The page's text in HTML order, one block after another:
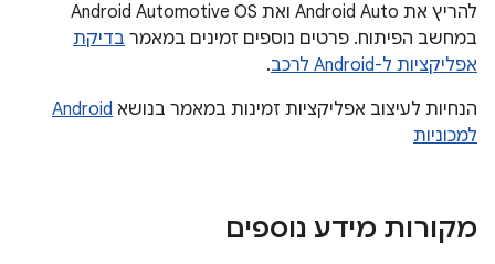
להריץ את Android Auto ואת Android Automotive OS
במחשב הפיתוח. פרטים נוספים זמינים במאמר בדיקת
אפליקציות ל-Android לרכב
.
הנחיות לעיצוב אפליקציות זמינות במאמר בנושא Android
למכוניות
מקורות מידע נוספים